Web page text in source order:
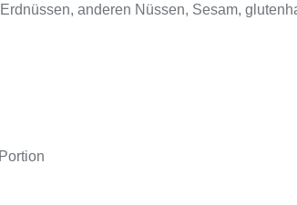
anderen Nüssen, Sesam,